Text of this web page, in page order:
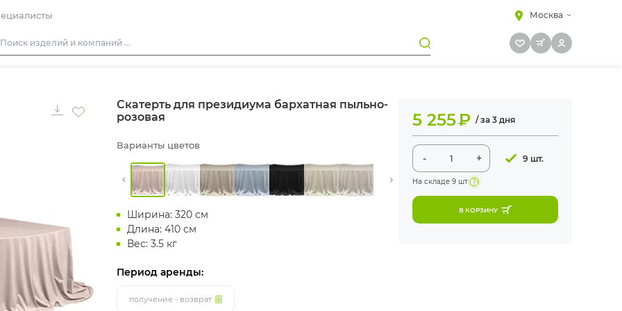
Москва
Фуршетная мебель
Барная мебель
Скатерть для президиума бархатная пыльно-
розовая
Варианты цветов
Ширина: 320 см
Длина: 410 см
Вес: 3.5 кг
Период аренды:
получение - возврат
5 255₽ / за 3 дня
- + 9 шт.
На складе 9 шт
В КОРЗИНУ